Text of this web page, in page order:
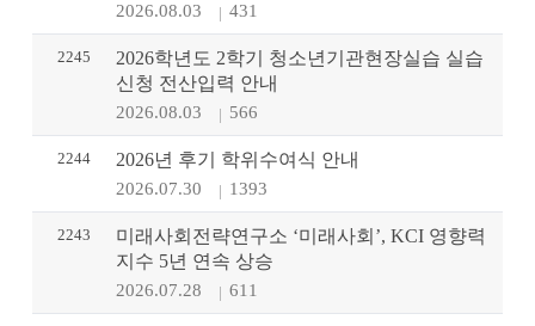
2026.08.03 431
2245
2026학년도 2학기 청소년기관현장실습 실습
신청 전산입력 안내
2026.08.03 566
2244 2026년 후기 학위수여식 안내
2026.07.30 1393
2243
미래사회전략연구소 ‘미래사회’, KCI 영향력
지수 5년 연속 상승
2026.07.28 611